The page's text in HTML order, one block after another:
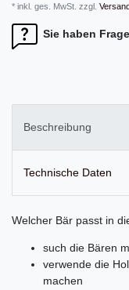
* inkl. ges. MwSt. zzgl.
Sie haben
Beschreibung
Technische Daten
Welcher Bär passt in
such die Bären
verwende die
machen